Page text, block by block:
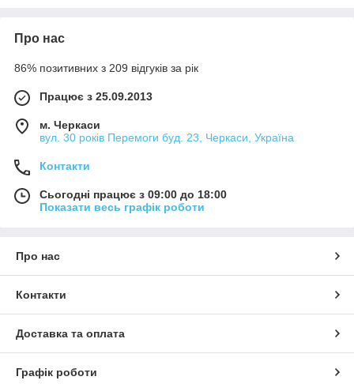
Про нас
86% позитивних з 209 відгуків за рік
Працює з 25.09.2013
м. Черкаси
вул. 30 років Перемоги буд. 23, Черкаси, Україна
Контакти
Сьогодні працює з 09:00 до 18:00
Показати весь графік роботи
Про нас
Контакти
Доставка та оплата
Графік роботи